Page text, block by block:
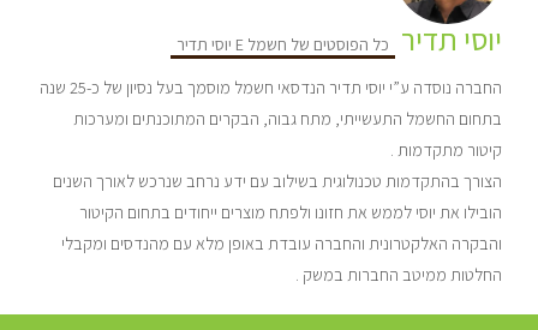
יוסי תדיר כל הפוסטים של חשמל E יוסי תדיר
החברה נוסדה ע”י יוסי תדיר הנדסאי חשמל מוסמך בעל נסיון של כ-25 שנה
בתחום החשמל התעשייתי, מתח גבוה, הבקרים המתוכנתים ומערכות
קיטור מתקדמות .
הצורך בהתקדמות טכנולוגית בשילוב עם ידע נרחב שנרכש לאורך השנים
הובילו את יוסי לממש את חזונו ולפתח מוצרים ייחודים בתחום הקיטור
והבקרה האלקטרונית והחברה עובדת באופן מלא עם מהנדסים ומקבלי
החלטות ממיטב החברות במשק .